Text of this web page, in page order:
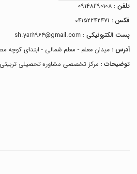
تلفن : 09148290108
فکس : 04152242471
پست الکترونیکی : sh.yari1964@gmail.com
آدرس : میدان معلم - معلم شمالی - ابتدای کوچه
توضیحات : مرکز تخصصی مشاوره تحصیلی تربیتی یاری